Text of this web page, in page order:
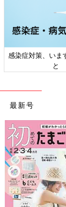
※記事内容でご紹
があります。あ
※価格はすべて税
感染症対策、いま
と
最新号